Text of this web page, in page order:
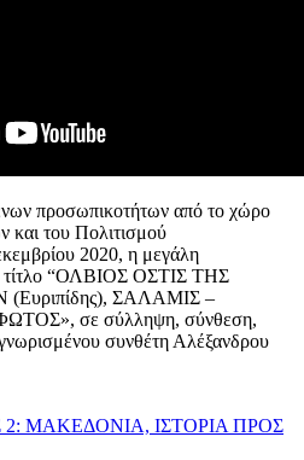
προσωπικοτήτων από το χώρο
και του Πολιτισμού
2020, η μεγάλη
τίτλο “ΟΛΒΙΟΣ ΟΣΤΙΣ ΤΗΣ
ΣΑΛΑΜΙΣ –
σε σύλληψη, σύνθεση,
συνθέτη Αλέξανδρου
ΜΑΚΕΔΟΝΙΑ, ΙΣΤΟΡΙΑ ΠΡΟΣ